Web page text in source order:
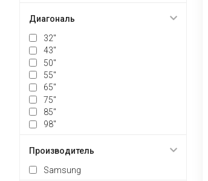
Диагональ
32"
43"
50"
55"
65"
75"
85"
98"
Производитель
Samsung